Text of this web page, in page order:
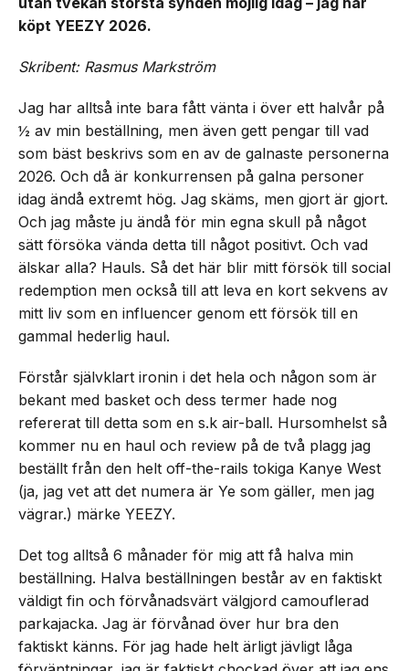
köpt YEEZY 2026.
Skribent: Rasmus Markström
Jag har alltså inte bara fått vänta i över ett halvår på
½ av min beställning, men även gett pengar till vad
som bäst beskrivs som en av de galnaste personerna
2026. Och då är konkurrensen på galna personer
idag ändå extremt hög. Jag skäms, men gjort är gjort.
Och jag måste ju ändå för min egna skull på något
sätt försöka vända detta till något positivt. Och vad
älskar alla? Hauls. Så det här blir mitt försök till social
redemption men också till att leva en kort sekvens av
mitt liv som en influencer genom ett försök till en
gammal hederlig haul.
Förstår självklart ironin i det hela och någon som är
bekant med basket och dess termer hade nog
refererat till detta som en s.k air-ball. Hursomhelst så
kommer nu en haul och review på de två plagg jag
beställt från den helt off-the-rails tokiga Kanye West
(ja, jag vet att det numera är Ye som gäller, men jag
vägrar.) märke YEEZY.
Det tog alltså 6 månader för mig att få halva min
beställning. Halva beställningen består av en faktiskt
väldigt fin och förvånadsvärt välgjord camouflerad
parkajacka. Jag är förvånad över hur bra den
faktiskt känns. För jag hade helt ärligt jävligt låga